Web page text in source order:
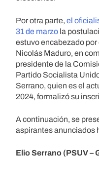
Por otra parte, el
31 de marzo la
estuvo encabezado
Nicolás Maduro, en
presidente de la
Partido Socialista
Serrano, quien es el
2024, formalizó su
A continuación, se
aspirantes anunciados
Elio Serrano (PSUV –